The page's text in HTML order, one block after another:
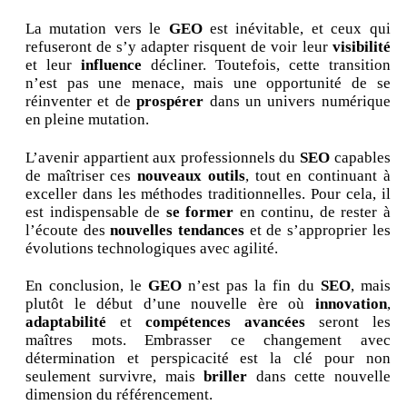
La mutation vers le GEOest inévitable, et ceux qui
refuseront de s’y adapter risquent de voir leur visibilité
et leur influence décliner. Toutefois, cette transition
n’est pas une menace, mais une opportunité de se
réinventer et deprospérer dans un univers numérique
en pleine mutation.
L’avenir appartient aux professionnels duSEO capables
de maîtriser cesnouveaux outils, tout en continuant à
exceller dans les méthodes traditionnelles. Pour cela, il
est indispensable de se former en continu, de rester à
l’écoute desnouvelles tendances et de s’approprier les
évolutions technologiques avec agilité.
En conclusion, leGEO n’est pas la fin du SEO, mais
plutôt le début d’une nouvelle ère où innovation,
adaptabilité et compétences avancéesseront les
maîtres mots. Embrasser ce changement avec
détermination et perspicacité est la clé pour non
seulement survivre, maisbriller dans cette nouvelle
dimension du référencement.